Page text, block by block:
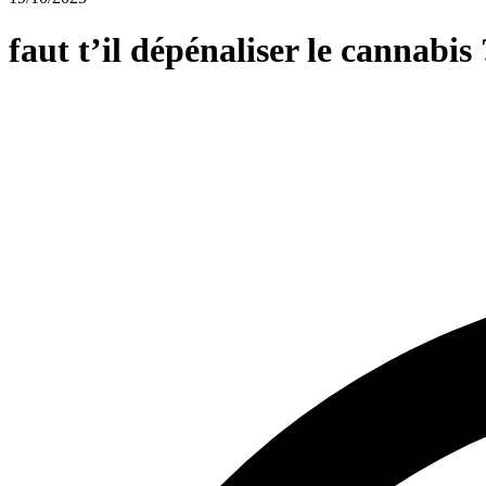
faut t’il dépénaliser le cannabis